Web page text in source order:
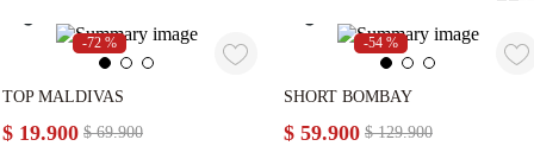
-72 %
TOP MALDIVAS
$ 69.900
$ 19.900
-54 %
SHORT BOMBAY
$ 129.900
$ 59.900